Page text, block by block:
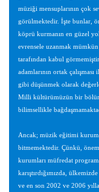
müziği mensuplarının çok
görülmektedir. İşte bunlar,
köprü kurmanın en güzel
evrensele uzanmak
tarafından kabul
adamlarının ortak çalışması
gibi düşünmek olarak
Milli kültürümüzün bir
bilimsellikle
Ancak; müzik eğitimi
bitmemektedir. Çünkü,
kurumları müfredat
karıştırdığımızda,
ve en son 2002 ve 2006